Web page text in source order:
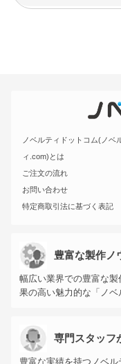
ノベルティドットコム(ノベ
ィ.com)とは
ご注文の流れ
お問い合わせ
特定商取引法に基づく表記
豊富な製作ノ
幅広い業界での豊富な
果の高い魅力的な「ノベ
専門スタッフ
豊富な実績を持つノベ